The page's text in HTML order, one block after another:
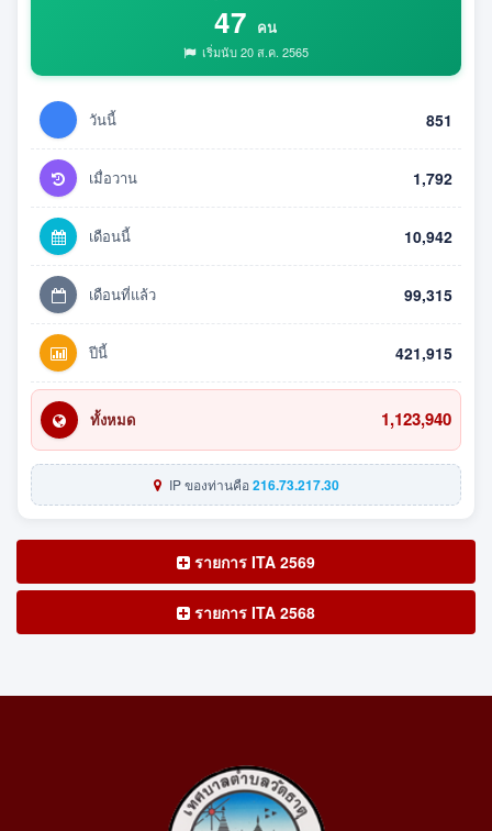
47 คน
เริ่มนับ 20 ส.ค. 2565
วันนี้ 851
เมื่อวาน 1,792
เดือนนี้ 10,942
เดือนที่แล้ว 99,315
ปีนี้ 421,915
ทั้งหมด 1,123,940
IP ของท่านคือ216.73.217.30
รายการ ITA 2569
รายการ ITA 2568